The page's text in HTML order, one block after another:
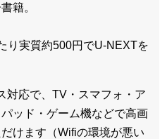
籍。
り実質約500円でU-NEXTを
応で、TV・スマフォ・ア
ッド・ゲーム機などで高画
けます（Wifiの環境が悪い